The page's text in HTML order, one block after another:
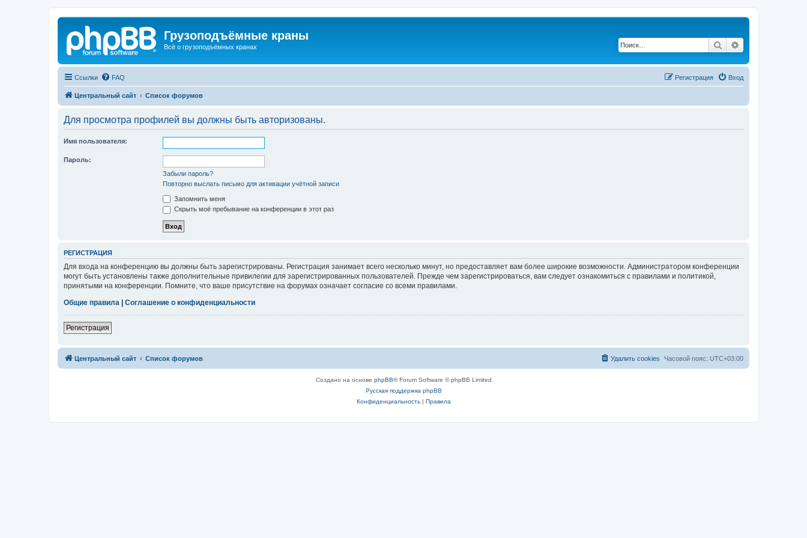
Грузоподъёмные краны
Всё о грузоподъёмных кранах Поиск
Ссылки FAQ Вход
Регистрация
Центральный сайт Список форумов
Для просмотра профилей вы должны быть авторизованы.
Имя пользователя:
Пароль:
Забыли пароль?
Повторно выслать письмо для активации учётной записи
Запомнить меня
Скрыть моё пребывание на конференции в этот раз
РЕГИСТРАЦИЯ
Для входа на конференцию вы должны быть зарегистрированы. Регистрация занимает всего несколько минут, но предоставляет вам более широкие возможности. Администратором конференции
могут быть установлены также дополнительные привилегии для зарегистрированных пользователей. Прежде чем зарегистрироваться, вам следует ознакомиться с правилами и политикой,
принятыми на конференции. Помните, что ваше присутствие на форумах означает согласие со всеми правилами.
Общие правила
Соглашение о конфиденциальности
Регистрация
Центральный сайт Список форумов Часовой пояс: UTC+03:00
Удалить cookies
Создано на основе phpBB® Forum Software © phpBB Limited
Русская поддержка phpBB
Конфиденциальность| Правила